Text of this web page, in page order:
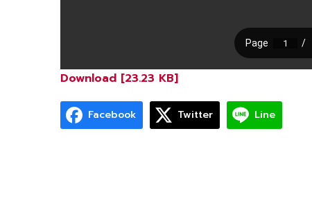
Download [23.23 KB]
Facebook Twitter Line